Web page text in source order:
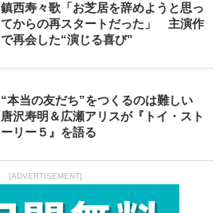
鎮西寿々歌「お芝居を辞めようと思っ
てからの再スタートだった」 主演作
で再会した“演じる喜び”
“本当の友だち”をつくるのは難しい
唐沢寿明＆広瀬アリスが『トイ・スト
ーリー５』を語る
[ADVERTISEMENT]